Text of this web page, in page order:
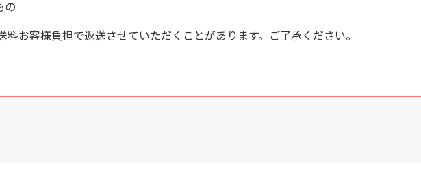
の
お客様負担で返送させていただくことがあります。ご了承ください。